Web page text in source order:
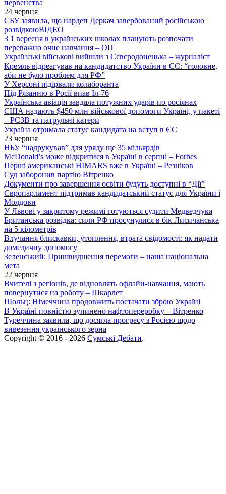
первенства
24 червня
СБУ заявила, що нардеп Деркач завербований російською
розвідкоюВІДЕО
З 1 вересня в українських школах планують розпочати
переважно очне навчання – ОП
Українські військові вийшли з Сєвєродонецька – журналіст
Кремль відреагував на кандидатство України в ЄС: “головне,
аби не було проблем для РФ”
У Херсоні підірвали колаборанта
Під Рязанню в Росії впав Іл-76
Українська авіація завдала потужних ударів по росіянах
США надають $450 млн військової допомоги Україні, у пакеті
– РСЗВ та патрульні катери
Україна отримала статус кандидата на вступ в ЄС
23 червня
НБУ “надрукував” для уряду ще 35 мільярдів
McDonald’s може відкритися в Україні в серпні – Forbes
Перші американські HIMARS вже в Україні – Резніков
Суд заборонив партію Вітренко
Документи про завершення освіти будуть доступні в “Дії”
Європарламент підтримав кандидатський статус для України і
Молдови
У Львові у закритому режимі готуються судити Медведчука
Британська розвідка: сили РФ просунулися в бік Лисичанська
на 5 кілометрів
Влучання блискавки, утоплення, втрата свідомості: як надати
домедичну допомогу
Зеленський: Пришвидшення перемоги – наша національна
мета
22 червня
Вчителі з регіонів, де відновлять офлайн-навчання, мають
повернутися на роботу – Шкарлет
Шольц: Німеччина продовжить постачати зброю Україні
В Україні повністю зупинено нафтопереробку – Вітренко
Туреччина заявила, що досягла прогресу з Росією щодо
вивезення українського зерна
Copyright © 2016 - 2026 Сумські Дебати.